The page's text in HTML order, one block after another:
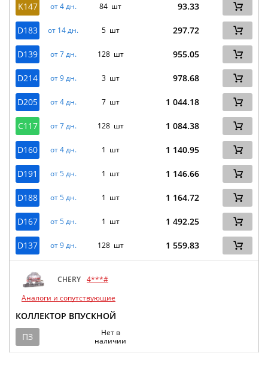
K147 от 4 дн. 84 шт 93.33
D183 от 14 дн. 5 шт 297.72
D139 от 7 дн. 128 шт 955.05
D214 от 9 дн. 3 шт 978.68
D205 от 4 дн. 7 шт 1 044.18
C117 от 7 дн. 128 шт 1 084.38
D160 от 4 дн. 1 шт 1 140.95
D191 от 5 дн. 1 шт 1 146.66
D188 от 5 дн. 1 шт 1 164.72
D167 от 5 дн. 1 шт 1 492.25
D137 от 9 дн. 128 шт 1 559.83
CHERY 4***#
Аналоги и сопутствующие
КОЛЛЕКТОР ВПУСКНОЙ
ПЗ
Нет в
наличии